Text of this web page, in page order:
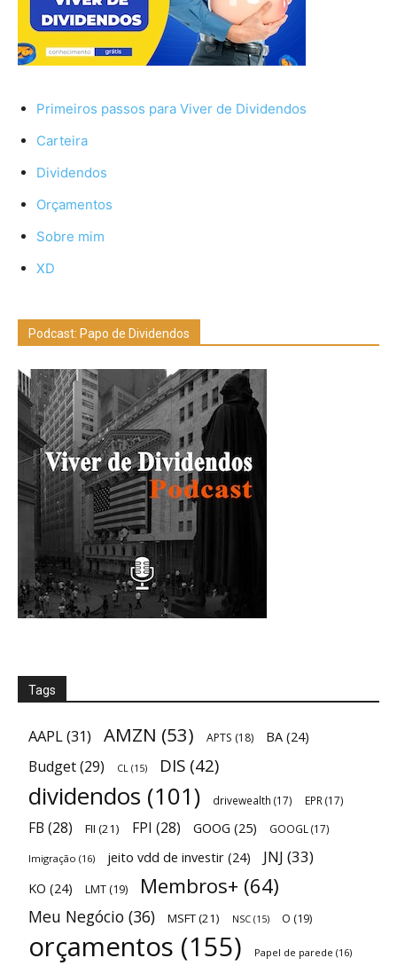
Primeiros passos para Viver de Dividendos
Carteira
Dividendos
Orçamentos
Sobre mim
XD
Podcast: Papo de Dividendos
Tags
AAPL(31) AMZN (53) APTS (18) BA (24)
Budget(29) CL (15) DIS (42)
dividendos (101) drivewealth (17) EPR(17)
FB (28) FII (21) FPI (28) GOOG (25) GOOGL(17)
Imigração (16) jeito vdd de investir (24) JNJ (33)
KO (24) LMT (19) Membros+ (64)
Meu Negócio (36) MSFT(21) NSC (15) O (19)
orçamentos (155) Papel de parede (16)